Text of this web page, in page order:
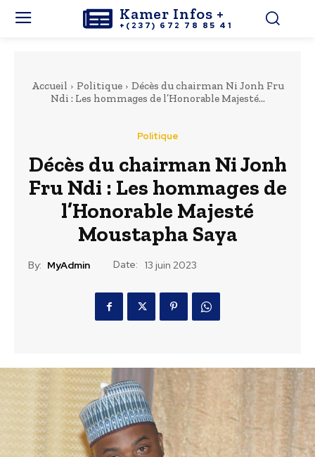
Kamer Infos +
+(237) 672 78 85 41
Accueil Politique
Décès du chairman Ni Jonh Fru
Ndi : Les hommages de l’Honorable Majesté...
Politique
Décès du chairman Ni Jonh
Fru Ndi : Les hommages de
l’Honorable Majesté
Moustapha Saya
By: MyAdmin Date: 13 juin 2023